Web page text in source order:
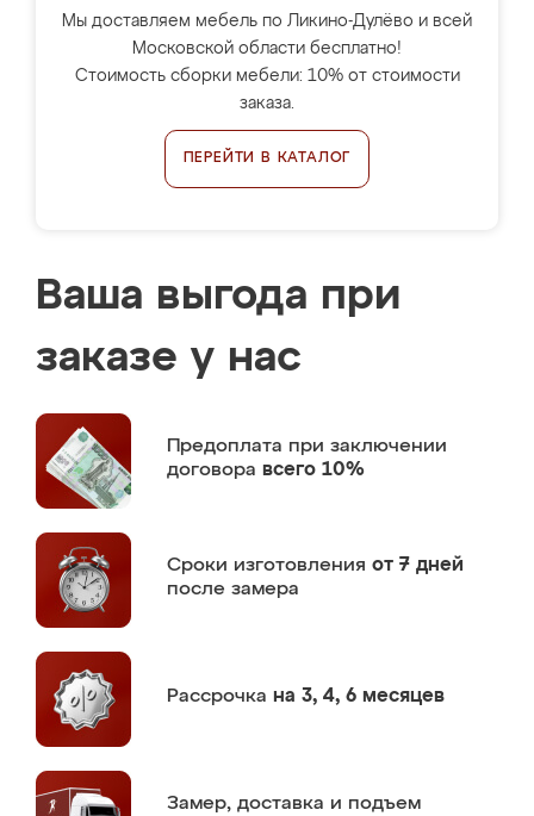
Мы доставляем мебель по Ликино-Дулёво и всей
Московской области бесплатно!
Стоимость сборки мебели: 10% от стоимости
заказа.
ПЕРЕЙТИ В КАТАЛОГ
Ваша выгода при
заказе у нас
Предоплата при заключении
договора всего 10%
Сроки изготовления от 7 дней
после замера
Рассрочка на 3, 4, 6 месяцев
Замер, доставка и подъем